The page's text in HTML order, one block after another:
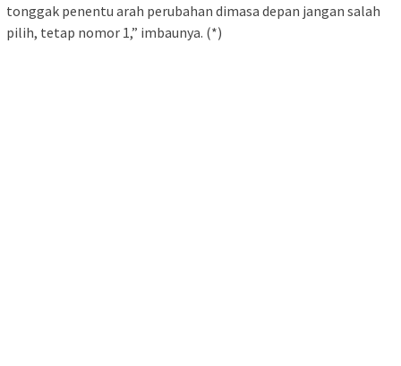
tonggak penentu arah perubahan dimasa depan jangan salah
pilih, tetap nomor 1,” imbaunya. (*)